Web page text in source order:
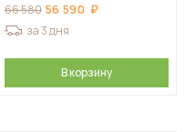
66 580 56 590
за 3 дня
В корзину